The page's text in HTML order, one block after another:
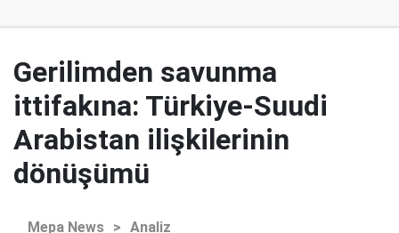
Gerilimden savunma
ittifakına: Türkiye-Suudi
Arabistan ilişkilerinin
dönüşümü
Mepa News > Analiz